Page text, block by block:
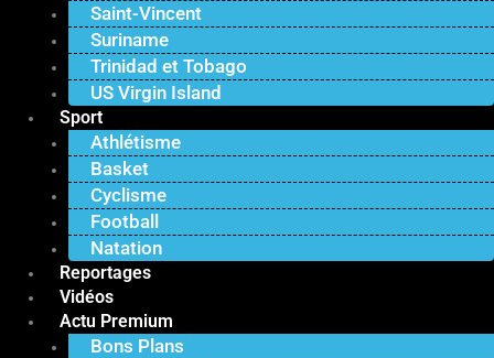
Saint-Vincent
Suriname
Trinidad et Tobago
US Virgin Island
Sport
Athlétisme
Basket
Cyclisme
Football
Natation
Reportages
Vidéos
Actu Premium
Bons Plans